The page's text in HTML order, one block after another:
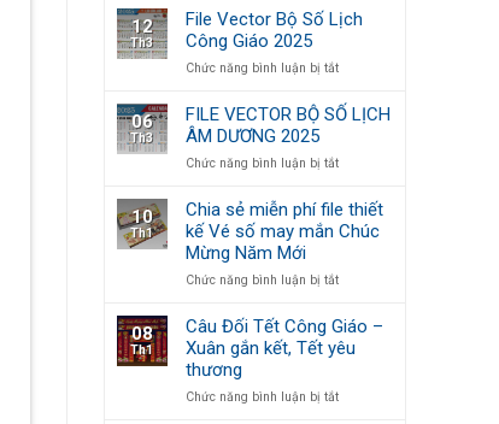
VECTOR
BỘ
LỊCH
DƯƠNG
2026
12
Th3
File Vector Bộ Số Lịch
Công Giáo 2025
Chức năng bình luận bị tắtở
Vector
Bộ
Lịch
Giáo
2025
06
Th3
FILE VECTOR BỘ SỐ LỊCH
ÂM DƯƠNG 2025
Chức năng bình luận bị tắtở
VECTOR
BỘ
SỐ
ÂM
10
Th1
Chia sẻ miễn phí file thiết
kế Vé số may mắn Chúc
Mừng Năm Mới
Chức năng bình luận bị tắtở
sẻ
miễn
phí
thiết
08
Th1
Câu Đối Tết Công Giáo –
Xuân gắn kết, Tết yêu
thương
Chức năng bình luận bị tắtở